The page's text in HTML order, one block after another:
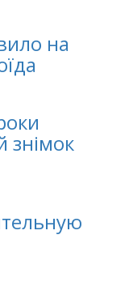
на
знімок